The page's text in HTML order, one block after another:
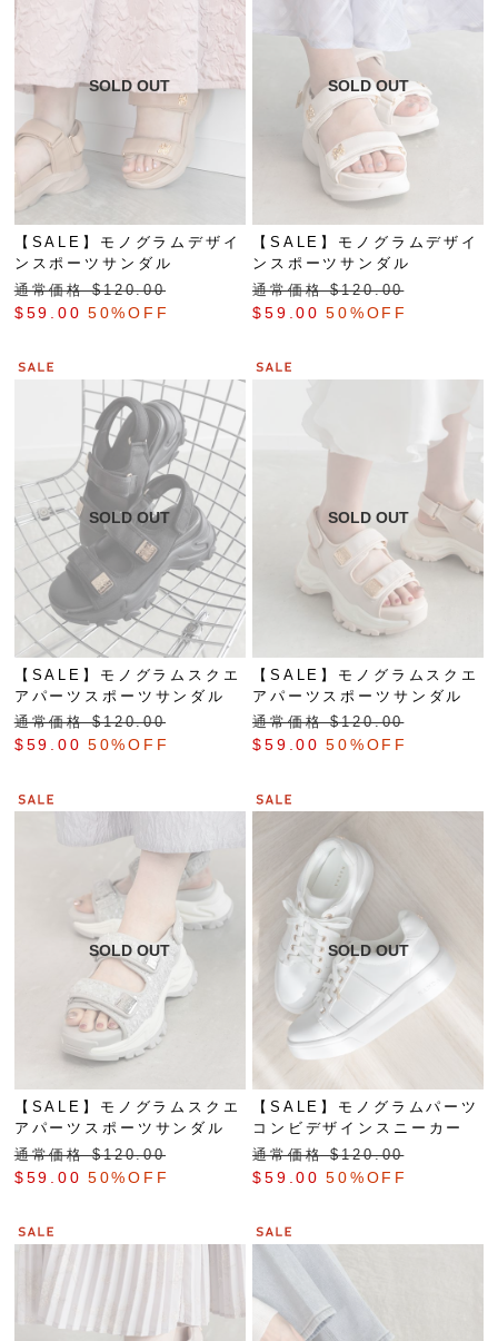
【SALE】モノグラムデザイ
ンスポーツサンダル
通常価格 $‌120.00
$‌59.00 50%OFF
【SALE】モノグラムデザイ
ンスポーツサンダル
通常価格 $‌120.00
$‌59.00 50%OFF
【SALE】モノグラムスクエ
アパーツスポーツサンダル
通常価格 $‌120.00
$‌59.00 50%OFF
【SALE】モノグラムスクエ
アパーツスポーツサンダル
通常価格 $‌120.00
$‌59.00 50%OFF
【SALE】モノグラムスクエ
アパーツスポーツサンダル
通常価格 $‌120.00
$‌59.00 50%OFF
【SALE】モノグラムパーツ
コンビデザインスニーカー
通常価格 $‌120.00
$‌59.00 50%OFF